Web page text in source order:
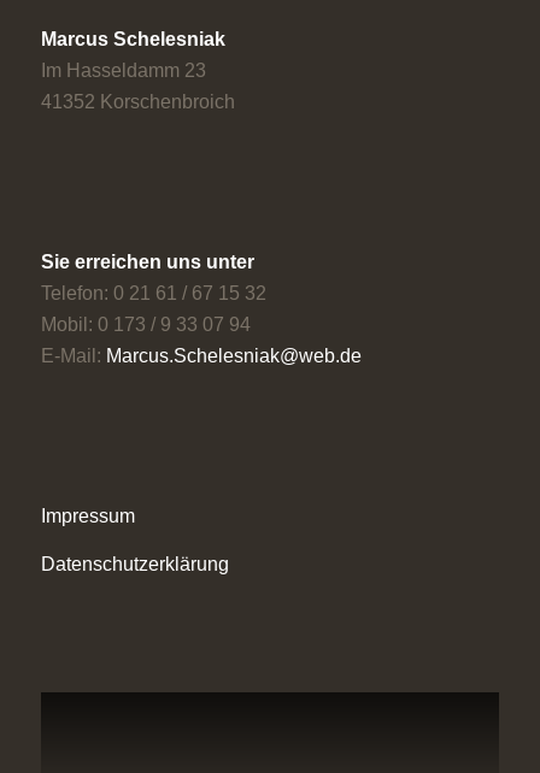
Marcus Schelesniak
Im Hasseldamm 23
41352 Korschenbroich
Sie erreichen uns unter
Telefon: 0 21 61 / 67 15 32
Mobil: 0 173 / 9 33 07 94
E-Mail: Marcus.Schelesniak@web.de
Impressum
Datenschutzerklärung